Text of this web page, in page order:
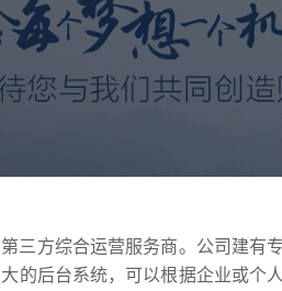
三方综合运营服务商。公司建有
后台系统，可以根据企业或个人